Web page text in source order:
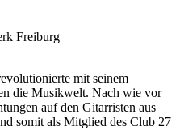
Freiburg
mit seinem
die Musikwelt. Nach wie vor
auf den Gitarristen aus
somit als Mitglied des Club 27